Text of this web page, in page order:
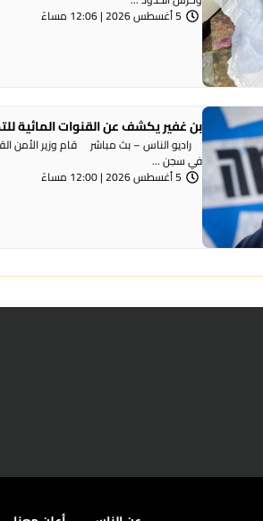
5 أغسطس 2026 | 12:06 مساءً
بن غفير يكشف عن القنوات المائية
راديو الناس – بث مباشر قام وزير الأمن
في سجن ...
5 أغسطس 2026 | 12:00 مساءً